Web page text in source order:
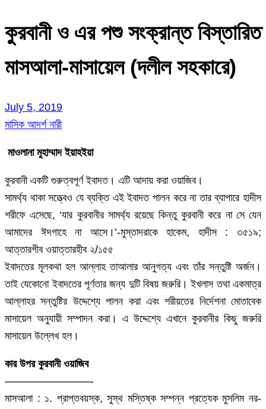
কুরবানী ও এর পশু সংক্রান্ত বিস্তারিত
মাসআলা-মাসায়েল (দলীল সহকারে)
July 5, 2019
মাসিক আদর্শ নারী
মাওলানা মুহাম্মাদ ইয়াহইয়া
কুরবানী একটি গুরুত্বপূর্ণ ইবাদত। এটি আদায় করা ওয়াজিব।
সামর্থ্য থাকা সত্ত্বেও যে ব্যক্তি এই ইবাদত পালন করে না তার ব্যাপারে হাদীস
শরীফে এসেছে, ‘যার কুরবানীর সামর্থ্য রয়েছে কিন্তু কুরবানী করে না সে যেন
আমাদের ঈদগাহে না আসে।’-মুস্তাদরাকে হাকেম, হাদীস : ৩৫১৯;
আত্তারগীব ওয়াত্তারহীব ২/১৫৫
ইবাদতের মূলকথা হল আল্লাহ তাআলার আনুগত্য এবং তাঁর সন্তুষ্টি অর্জন।
তাই যেকোনো ইবাদতের পূর্ণতার জন্য দুটি বিষয় জরুরি। ইখলাস তথা একমাত্র
আল্লাহর সন্তুষ্টির উদ্দেশ্যে পালন করা এবং শরীয়তের নির্দেশনা মোতাবেক
মাসায়েল অনুযায়ী সম্পাদন করা। এ উদ্দেশ্যে এখানে কুরবানীর কিছু জরুরি
মাসায়েল উল্লেখ হল।
কার উপর কুরবানী ওয়াজিব
————————-
মাসআলা : ১. প্রাপ্তবয়স্ক, সুস্থ মস্তিষ্ক সম্পন্ন প্রত্যেক মুসলিম নর-